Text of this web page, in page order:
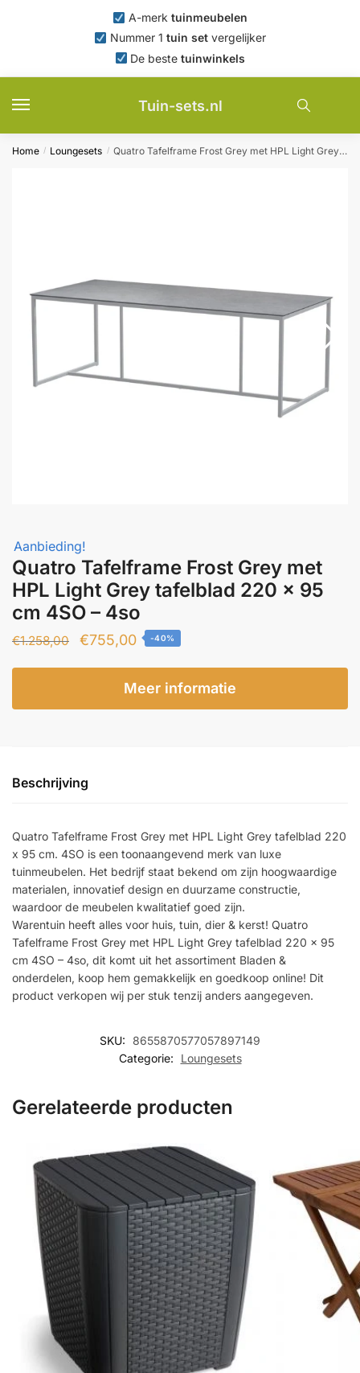
A-merk tuinmeubelen
Nummer 1 tuin set vergelijker
De bestetuinwinkels
Tuin-sets.nl
Home / Loungesets / Quatro Tafelframe Frost Grey met HPL Light Grey tafelblad 220 x 95 cm 4SO – 4so
Aanbieding!
Quatro Tafelframe Frost Grey met
HPL Light Grey tafelblad 220 x 95
cm 4SO – 4so
€1.258,00
Oorspronkelijke
€1.258,00.
€755,00Huidige
is:
€755,00.
-40%
Meer informatie
Beschrijving
Quatro Tafelframe Frost Grey met HPL Light Grey tafelblad 220
x 95 cm. 4SO is een toonaangevend merk van luxe
tuinmeubelen. Het bedrijf staat bekend om zijn hoogwaardige
materialen, innovatief design en duurzame constructie,
waardoor de meubelen kwalitatief goed zijn.
Warentuin heeft alles voor huis, tuin, dier & kerst! Quatro
Tafelframe Frost Grey met HPL Light Grey tafelblad 220 x 95
cm 4SO – 4so, dit komt uit het assortiment Bladen &
onderdelen, koop hem gemakkelijk en goedkoop online! Dit
product verkopen wij per stuk tenzij anders aangegeven.
SKU:
8655870577057897149
Categorie:
Loungesets
Gerelateerde producten